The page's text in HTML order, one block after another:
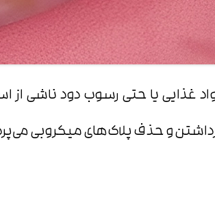
غذایی یا حتی رسوب دود ناشی
و حذف پلاک‌های میکروبی